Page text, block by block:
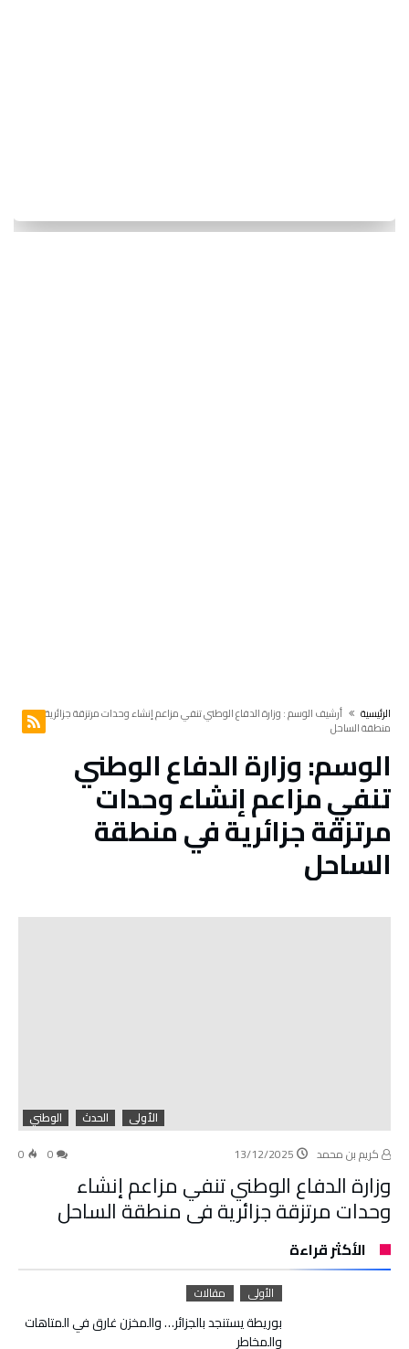
‫الرئيسية‬
‫أرشيف الوسم :‬ وزارة الدفاع الوطني تنفي مزاعم إنشاء وحدات مرتزقة جزائرية في
منطقة الساحل
الوسم:وزارة الدفاع الوطني
تنفي مزاعم إنشاء وحدات
مرتزقة جزائرية في منطقة
الساحل
الأولى الحدث
الوطني
كريم بن محمد
13/12/2025
0
وزارة الدفاع الوطني تنفي مزاعم إنشاء
وحدات مرتزقة جزائرية في منطقة الساحل
الأكثر قراءة
الأولى مقالات
بوريطة يستنجد بالجزائر… والمخزن غارق في المتاهات
والمخاطر